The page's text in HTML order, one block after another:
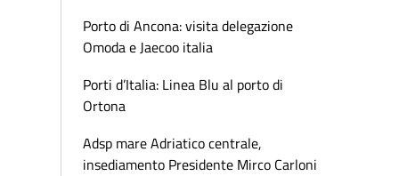
Porto di Ancona: visita delegazione
Omoda e Jaecoo italia
Porti d’Italia: Linea Blu al porto di
Ortona
Adsp mare Adriatico centrale,
insediamento Presidente Mirco Carloni